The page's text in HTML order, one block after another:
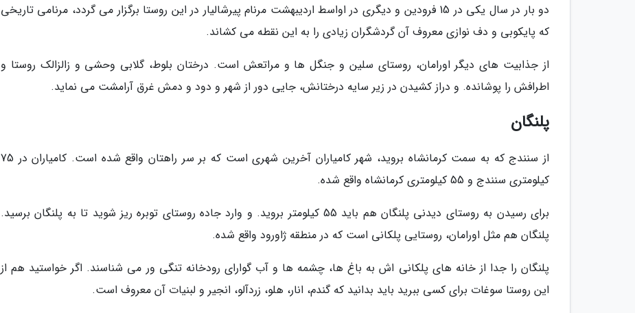
دو بار در سال یکی در 15 فرودین و دیگری در اواسط اردیبهشت مرنام پیرشالیار در این روستا برگزار می گردد، مرنامی تاریخی
که پایکوبی و دف نوازی معروف آن گردشگران زیادی را به این نقطه می کشاند.
از جذابیت های دیگر اورامان، روستای سلین و جنگل ها و مراتعش است. درختان بلوط، گلابی وحشی و زالزالک روستا و
اطرافش را پوشانده. و دراز کشیدن در زیر سایه درختانش، جایی دور از شهر و دود و دمش غرق آرامشت می نماید.
پلنگان
از سنندج که به سمت کرمانشاه بروید، شهر کامیاران آخرین شهری است که بر سر راهتان واقع شده است. کامیاران در 75
کیلومتری سنندج و 55 کیلومتری کرمانشاه واقع شده.
برای رسیدن به روستای دیدنی پلنگان هم باید 55 کیلومتر بروید. و وارد جاده روستای توبره ریز شوید تا به پلنگان برسید.
پلنگان هم مثل اورامان، روستایی پلکانی است که در منطقه ژاورود واقع شده.
پلنگان را جدا از خانه های پلکانی اش به باغ ها، چشمه ها و آب گوارای رودخانه تنگی ور می شناسند. اگر خواستید هم از
این روستا سوغات برای کسی ببرید باید بدانید که گندم، انار، هلو، زردآلو، انجیر و لبنیات آن معروف است.